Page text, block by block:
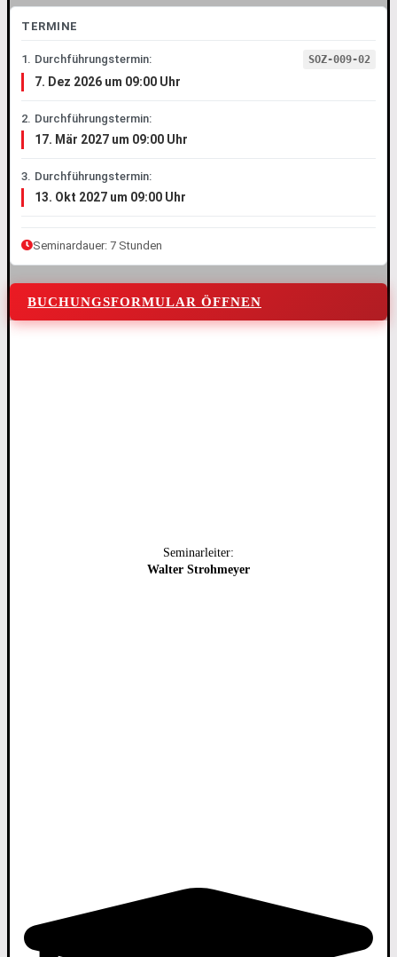
TERMINE
1. Durchführungstermin: SOZ-009-02
7. Dez 2026 um 09:00 Uhr
2. Durchführungstermin:
17. Mär 2027 um 09:00 Uhr
3. Durchführungstermin:
13. Okt 2027 um 09:00 Uhr
Seminardauer: 7 Stunden
BUCHUNGSFORMULAR ÖFFNEN
Seminarleiter:
Walter Strohmeyer